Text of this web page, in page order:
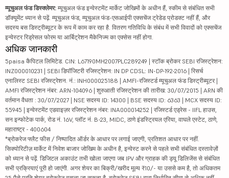
म्यूचुअल फंड डिस्क्लेमर: म्यूचुअल फंड इन्वेस्टमेंट मार्केट जोखिमों के अधीन हैं, स्कीम से संबंधित सभी
डॉक्यूमेंट ध्यान से पढ़ें. म्यूचुअल फंड, म्यूचुअल फंड-एसआईपी एक्सचेंज ट्रेडेड प्रोडक्ट नहीं हैं, और
सदस्य बस डिस्ट्रीब्यूटर के रूप में काम कर रहा है. वितरण गतिविधि के संबंध में सभी विवादों को एक्सचेंज
इन्वेस्टर रिड्रेसल फोरम या आर्बिट्रेशन मैकेनिज्म का एक्सेस नहीं होगा.
अधिक जानकारी
5paisa कैपिटल लिमिटेड. CIN: L67190MH2007PLC289249 | स्टॉक ब्रोकर SEBI रजिस्ट्रेशन:
INZ000010231 | SEBI डिपॉजिटरी रजिस्ट्रेशन: IN DP CDSL: IN-DP-192-2016 | रिसर्च
एनालिस्ट SEBI रजिस्ट्रेशन. नं.: INH000025188 | AMFI-रजिस्टर्ड म्यूचुअल फंड डिस्ट्रीब्यूटर |
AMFI रजिस्ट्रेशन नंबर: ARN-104096 | शुरुआती रजिस्ट्रेशन की तारीख: 30/07/2015 | ARN की
वर्तमान वैधता : 30/07/2027 | NSE सदस्य ID: 14300 | BSE सदस्य ID: 6363 | MCX सदस्य ID:
55945 | इन्वेस्टमेंट एडवाइज़र रजिस्ट्रेशन नंबर: INA000014252 | रजिस्टर्ड एड्रेस - IIFL हाउस,
सन इन्फोटेक पार्क, रोड नं. 16V, प्लॉट नं. B-23, MIDC, ठाणे इंडस्ट्रियल एरिया, वाघले एस्टेट, ठाणे,
महाराष्ट्र - 400604
*ब्रोकरेज फ्लैट फीस / निष्पादित ऑर्डर के आधार पर लगाई जाएगी, प्रतिशत आधार पर नहीं.
सिक्योरिटीज़ मार्केट में निवेश बाजार जोखिम के अधीन है, इन्वेस्ट करने से पहले सभी संबंधित दस्तावेज़ों
को ध्यान से पढ़ें. डिजिटल अकाउंट तभी खोला जाएगा जब IPV और ग्राहक की ड्यू डिलिजेंस से संबंधित
सभी प्रक्रियाएं पूरी हो जाएंगी. अगर शेयर का बिक्री/खरीद मूल्य ₹10/- या उससे कम है, तो अधिकतम